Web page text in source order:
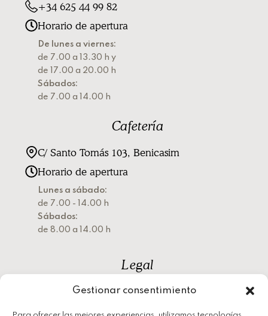
Gestionar consentimiento
+34 625 44 99 82
Horario de apertura
De lunes a viernes:
de 7.00 a 13.30 h y
de 17.00 a 20.00 h
Sábados:
de 7.00 a 14.00 h
Cafetería
C/ Santo Tomás 103, Benicasim
Horario de apertura
Lunes a sábado:
de 7.00 - 14.00 h
Sábados:
de 8.00 a 14.00 h
Legal
Política de privacidad
Política de cookies